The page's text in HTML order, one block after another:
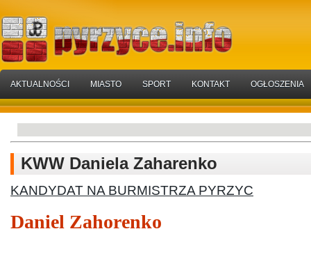
AKTUALNOŚCI MIASTO SPORT KONTAKT OGŁOSZENIA
KWW Daniela Zaharenko
KANDYDAT NA BURMISTRZA PYRZYC
Daniel Zahorenko